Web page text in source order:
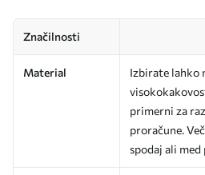
Značilnosti
Material
Izbirate lahko
primerni za
proračune.
spodaj ali